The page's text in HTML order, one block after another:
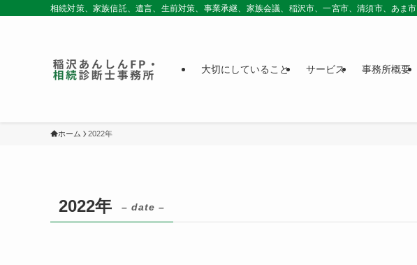
相続対策、家族信託、遺言、生前対策、事業承継、家族会議、稲沢市、一宮市、清須市、あま市
大切にしていること サービス 事務所概要
ホーム 2022年
2022年 – date –